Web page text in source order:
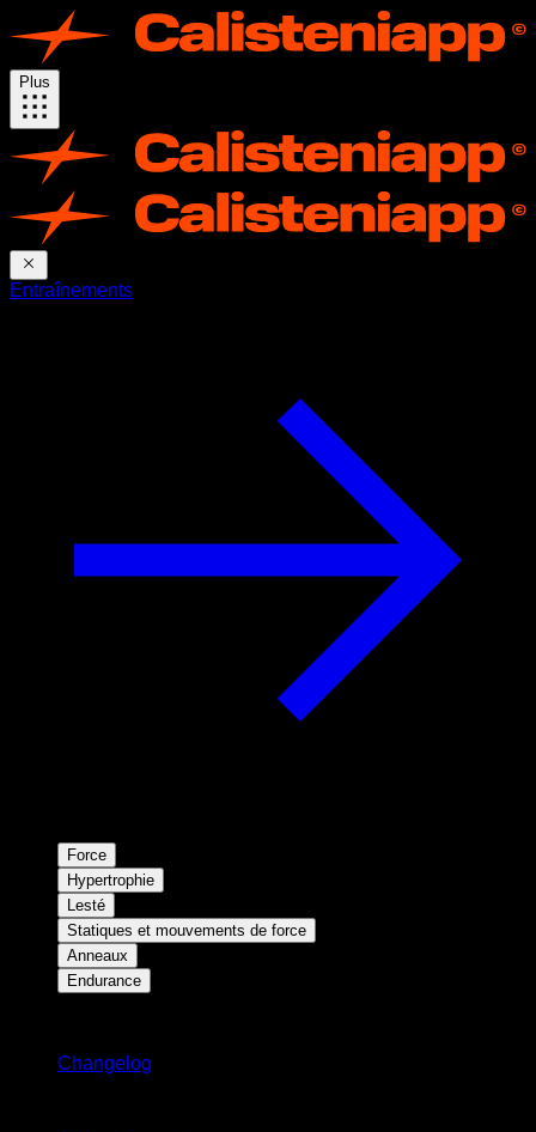
Plus
Entraînements
Force
Hypertrophie
Lesté
Statiques et mouvements de force
Anneaux
Endurance
Changelog